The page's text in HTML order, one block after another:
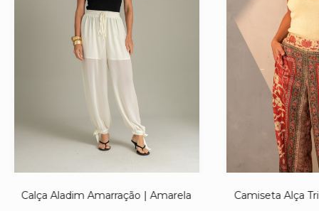
Calça Aladim Amarração | Amarela Camiseta Alça